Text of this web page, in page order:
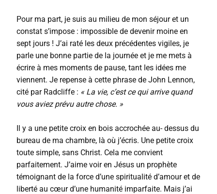
Pour ma part, je suis au milieu de mon séjour et un
constat s’impose : impossible de devenir moine en
sept jours ! J’ai raté les deux précédentes vigiles, je
parle une bonne partie de la journée et je me mets à
écrire à mes moments de pause, tant les idées me
viennent. Je repense à cette phrase de John Lennon,
cité par Radcliffe : « La vie, c’est ce qui arrive quand
vous aviez prévu autre chose. »
Il y a une petite croix en bois accrochée au- dessus du
bureau de ma chambre, là où j’écris. Une petite croix
toute simple, sans Christ. Cela me convient
parfaitement. J’aime voir en Jésus un prophète
témoignant de la force d’une spiritualité d’amour et de
liberté au cœur d’une humanité imparfaite. Mais j’ai